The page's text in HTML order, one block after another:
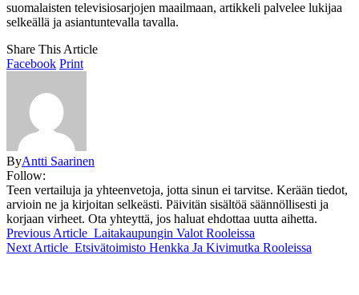
suomalaisten televisiosarjojen maailmaan, artikkeli palvelee lukijaa
selkeällä ja asiantuntevalla tavalla.
Share This Article
Facebook Print
ByAntti Saarinen
Follow:
Teen vertailuja ja yhteenvetoja, jotta sinun ei tarvitse. Kerään tiedot,
arvioin ne ja kirjoitan selkeästi. Päivitän sisältöä säännöllisesti ja
korjaan virheet. Ota yhteyttä, jos haluat ehdottaa uutta aihetta.
Previous Article Laitakaupungin Valot Rooleissa
Next Article Etsivätoimisto Henkka Ja Kivimutka Rooleissa